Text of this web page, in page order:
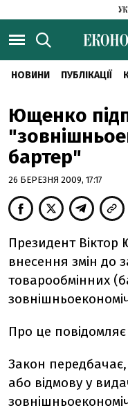
НОВИНИ ПУБЛІКАЦІЇ
Ющенко
бартер"
26 БЕРЕЗНЯ 2009, 17:17
Президент
внесення змін до
товарообмінних
Про це
Закон
або відмову у